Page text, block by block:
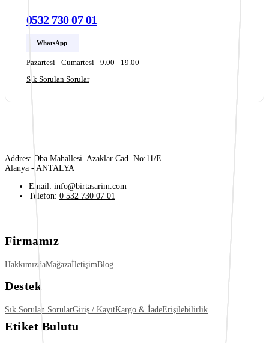
0532 730 07 01
WhatsApp
Pazartesi - Cumartesi - 9.00 - 19.00
Sık Sorulan Sorular
Addres: Oba Mahallesi. Azaklar Cad. No:11/E
Alanya - ANTALYA
Email: info@birtasarim.com
Telefon: 0 532 730 07 01
Firmamız
HakkımızdaMağazaİletişimBlog
Destek
Sık Sorulan SorularGiriş / KayıtKargo & İadeErişilebilirlik
Etiket Bulutu